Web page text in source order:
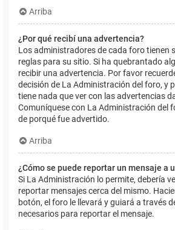
Arriba
¿Por qué recibí una advertencia?
Los administradores de cada foro tienen
reglas para su sitio. Si ha quebrantado
recibir una advertencia. Por favor
decisión de La Administración del foro, y
tiene nada que ver con las advertencias
Comuníquese con La Administración del
de porqué fue advertido.
Arriba
¿Cómo se puede reportar un mensaje a
Si La Administración lo permite, debería
reportar mensajes cerca del mismo.
botón, el foro le llevará y guiará a través
necesarios para reportar el mensaje.